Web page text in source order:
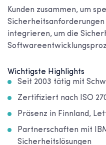
Kunden zusammen, um
Sicherheitsanforderungen
integrieren, um die
Wichtigste Highlights
Seit 2003 tätig mit
Zertifiziert nach ISO
Präsenz in Finnland,
Partnerschaften mit
Sicherheitslösungen